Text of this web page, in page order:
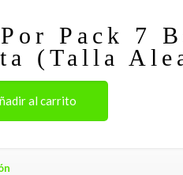
Pack 7
(Talla
al carrito